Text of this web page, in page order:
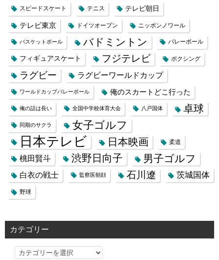
スピードスケート テニス テレビ朝日
テレビ東京 ドイツオープン ニッポンノワール
バスケットボール バドミントン バレーボール
フィギュアスケート フジテレビ ボクシング
ラグビー ラグビーワールドカップ
ワールドカップバレーボール 俺のスカートどこ行った
俺の話は長い 全国中学校体育大会 八戸国体 卓球
同期のサクラ 女子ゴルフ
日本テレビ 日本映画 柔道
桃田賢斗 渋野日向子 男子ゴルフ
白衣の戦士 監察医朝顔 石川遼 茨城国体
野球
カテゴリー
カ